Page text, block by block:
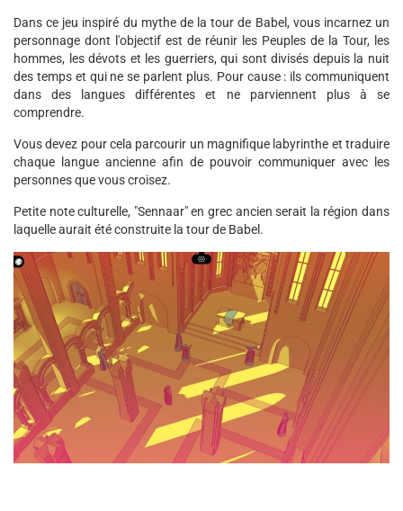
Dans ce jeu inspiré du mythe de la tour de Babel, vous incarnez un
personnage dont l'objectif est de réunir les Peuples de la Tour, les
hommes, les dévots et les guerriers, qui sont divisés depuis la nuit
des temps et qui ne se parlent plus. Pour cause : ils communiquent
dans des langues différentes et ne parviennent plus à se
comprendre.
Vous devez pour cela parcourir un magnifique labyrinthe et traduire
chaque langue ancienne afin de pouvoir communiquer avec les
personnes que vous croisez.
Petite note culturelle, "Sennaar" en grec ancien serait la région dans
laquelle aurait été construite la tour de Babel.